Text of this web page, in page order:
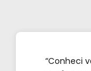
“Conheci